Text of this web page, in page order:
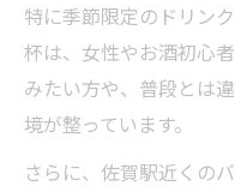
特に季節限定のドリン
杯は、女性やお酒初心
みたい方や、普段とは
境が整っています。
さらに、佐賀駅近くの